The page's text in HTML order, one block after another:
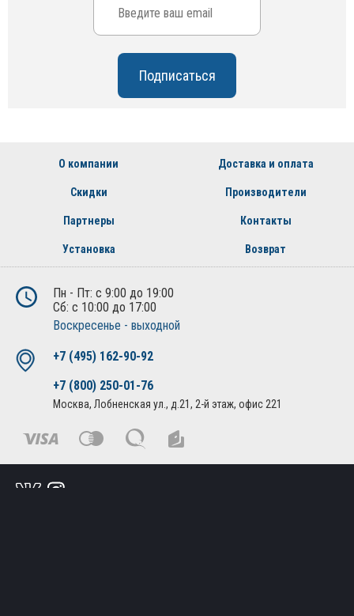
О компании Доставка и оплата
Скидки Производители
Партнеры Контакты
Установка Возврат
Пн - Пт: с 9:00 до 19:00
Сб: с 10:00 до 17:00
Воскресенье - выходной
+7 (495) 162-90-92
+7 (800) 250-01-76
Москва, Лобненская ул., д.21, 2-й этаж, офис 221